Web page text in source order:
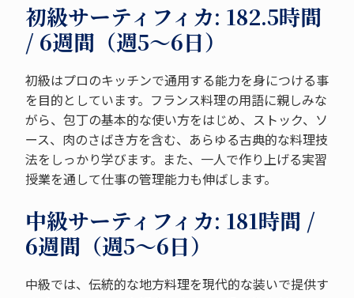
初級サーティフィカ: 182.5時間
/ 6週間（週5～6日）
初級はプロのキッチンで通用する能力を身につける事
を目的としています。フランス料理の用語に親しみな
がら、包丁の基本的な使い方をはじめ、ストック、ソ
ース、肉のさばき方を含む、あらゆる古典的な料理技
法をしっかり学びます。また、一人で作り上げる実習
授業を通して仕事の管理能力も伸ばします。
中級サーティフィカ: 181時間 /
6週間（週5～6日）
中級では、伝統的な地方料理を現代的な装いで提供す